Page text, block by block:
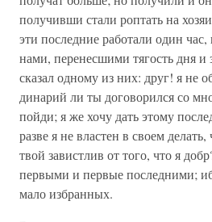
получивши стали роптать на
эти последние работали один
нами, перенесшими тягость дня
сказал одному из них: друг! я не
динарий ли ты договорился со
пойди; я же хочу дать этому
разве я не властен в своем
твой завистлив от того, что я
первыми и первые последними;
мало избранных.